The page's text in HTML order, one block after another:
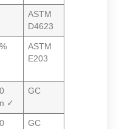
ASTM
D4623
ASTM
E203
✓
GC
GC